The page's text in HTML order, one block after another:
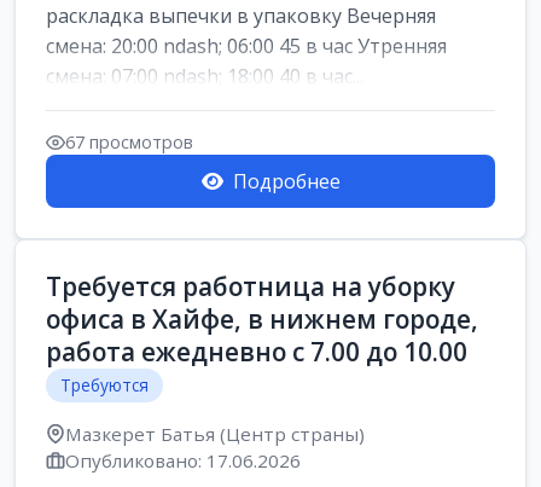
раскладка выпечки в упаковку Вечерняя
смена: 20:00 ndash; 06:00 45 в час Утренняя
смена: 07:00 ndash; 18:00 40 в час...
67 просмотров
Подробнее
Требуется работница на уборку
офиса в Хайфе, в нижнем городе,
работа ежедневно с 7.00 до 10.00
Требуются
Мазкерет Батья (Центр страны)
Опубликовано: 17.06.2026